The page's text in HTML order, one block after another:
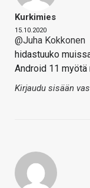
Kurkimies
15.10.2020
@Juha Kokkonen
hidastuuko
Android 11 myötä
Kirjaudu sisään